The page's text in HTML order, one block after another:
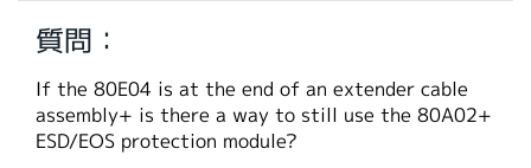
質問：
If the 80E04 is at the end of an extender cable
assembly+ is there a way to still use the 80A02+
ESD/EOS protection module?